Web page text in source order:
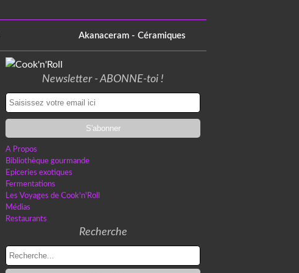
Akanaceram - Céramiques
Newsletter - ABONNE-toi !
A Propos
Bibliothèque gourmande
Epiceries exotiques
Fermentations
Les Voyages de Cook'n'Roll
Médias
Restaurants
Recherche